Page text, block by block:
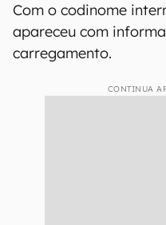
Com o codinome
apareceu com
carregamento.
CONTINUA